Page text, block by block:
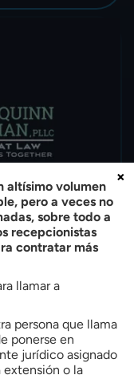
detenerte y
conducir en
altísimo volumen
pero a veces no
sobre todo a
recepcionistas
contratar más
llamar a
persona que llama
ponerse en
jurídico asignado
o la
×